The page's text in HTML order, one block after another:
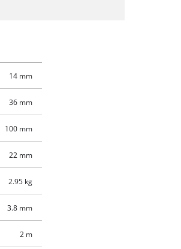
14 mm
36 mm
100 mm
22 mm
2.95 kg
3.8 mm
2 m